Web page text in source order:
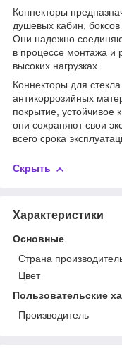
Коннекторы
душевых кабин, боксов
Они надежно
в процессе монтажа и
высоких нагрузках.
Коннекторы для
антикоррозийных
покрытие, устойчивое
они сохраняют свои
всего срока
Скрыть
Характеристики
Основные
Страна
Цвет
Пользовательские
Производитель